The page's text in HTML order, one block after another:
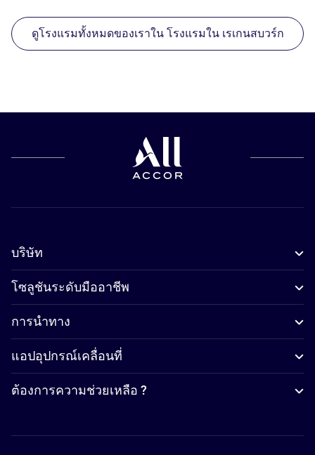
ดูโรงแรมทั้งหมดของเราใน โรงแรมใน เรเกนสบวร์ก
บริษัท
โซลูชันระดับมืออาชีพ
การนำทาง
แอปอุปกรณ์เคลื่อนที่
ต้องการความช่วยเหลือ ?